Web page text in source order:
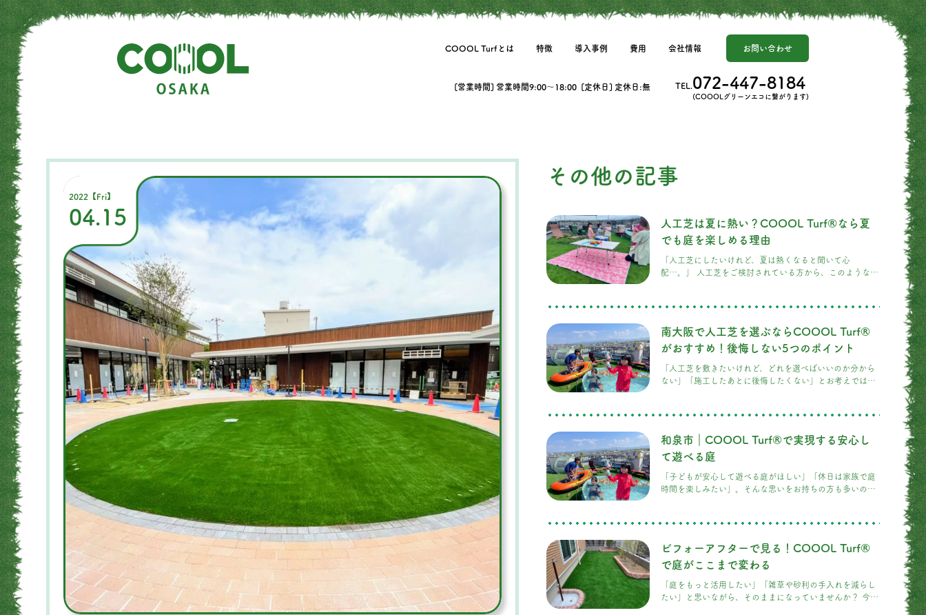
COOOL Turfとは 特徴 導入事例 費用 会社情報 お問い合わせ
[営業時間] 営業時間9:00〜18:00 [定休日] 定休日:無 TEL. 072-447-8184
(COOOLグリーンエコに繋がります)
2022【Fri】
04.15
その他の記事
人工芝は夏に熱い？COOOL Turf®なら夏
でも庭を楽しめる理由
「人工芝にしたいけれど、夏は熱くなると聞いて心
配…。」 人工芝をご検討されている方から、このようなご
裸足で歩くのが難しいほど熱くなることがあります。 しか
材によって快適性は大きく変わります。 今回は、人工芝が
熱くなる理由と、COOOL Turf®が夏でも快適に過ごしや
南大阪で人工芝を選ぶならCOOOL Turf®
がおすすめ！後悔しない5つのポイント
「人工芝を敷きたいけれど、どれを選べばいいのか分から
ない」「施工したあとに後悔したくない」とお考えではあ
材や施工方法によって使い心地や耐久性は大きく異なりま
COOOL Turf®が選ばれている理由をご紹介します。 南大
阪で人工芝が人気の理由 南大阪では、新築住宅や外構リフ
す。
和泉市｜COOOL Turf®で実現する安心し
て遊べる庭
「子どもが安心して遊べる庭がほしい」「休日は家族で庭
時間を楽しみたい」。そんな思いをお持ちの方も多いので
ています。しかし、天然芝は芝刈りや雑草対策などのお手
う声も少なくありません。 そこでおすすめなのが、
COOOL Turf®です。見た目の美しさだけでなく、お庭を
ご紹介します。 お庭をもっと活用できていますか？ せっ
かく庭があっても、「雑草が伸びて
ビフォーアフターで見る！COOOL Turf®
で庭がここまで変わる
「庭をもっと活用したい」「雑草や砂利の手入れを減らし
たい」と思いながら、そのままになっていませんか？ 今回